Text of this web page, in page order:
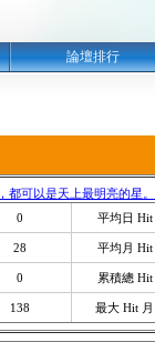
論壇排行
都可以是天上最明亮的星。
0 平均日 Hit
28 平均月 Hit
0 累積總 Hit
138 最大 Hit 月